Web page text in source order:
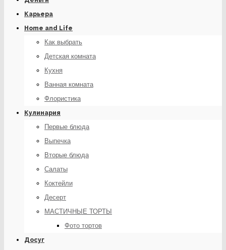
Карьера
Home and Life
Как выбрать
Детская комната
Кухня
Ванная комната
Флористика
Кулинария
Первые блюда
Выпечка
Вторые блюда
Салаты
Коктейли
Десерт
МАСТИЧНЫЕ ТОРТЫ
Фото тортов
Досуг